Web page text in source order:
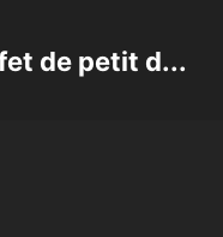
de petit d...